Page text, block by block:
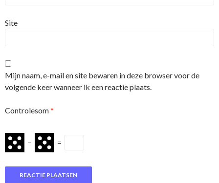
Site
Mijn naam, e-mail en site bewaren in deze browser voor de
volgende keer wanneer ik een reactie plaats.
Controlesom*
− =